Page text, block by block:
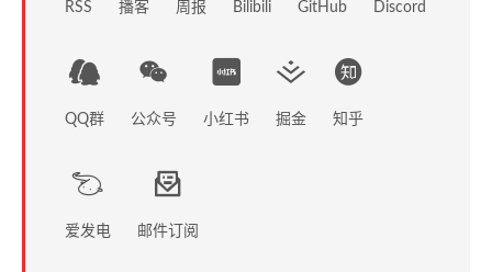
RSS 播客 周报 Bilibili GitHub Discord
QQ群 公众号 小红书 掘金 知乎
爱发电 邮件订阅